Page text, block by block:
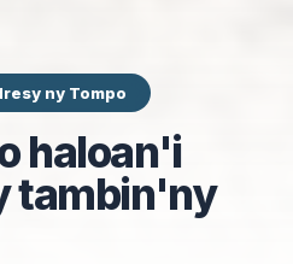
ny Tompo
haloan'i
tambin'ny